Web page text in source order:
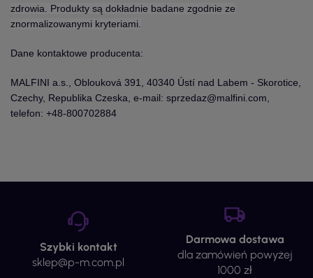
zdrowia. Produkty są dokładnie badane zgodnie ze
znormalizowanymi kryteriami.
Dane kontaktowe producenta:
MALFINI a.s., Oblouková 391, 40340 Ústí nad Labem - Skorotice,
Czechy, Republika Czeska, e-mail: sprzedaz@malfini.com,
telefon: +48-800702884
Szybki kontakt
sklep@p-m.com.pl
Darmowa dostawa
dla zamówień powyżej
1000 zł